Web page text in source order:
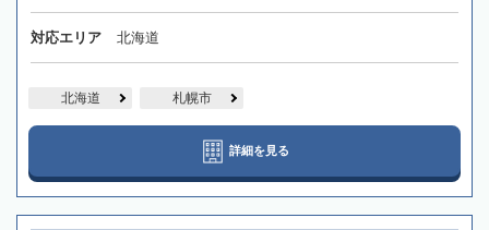
対応エリア 北海道
北海道 札幌市
詳細を見る